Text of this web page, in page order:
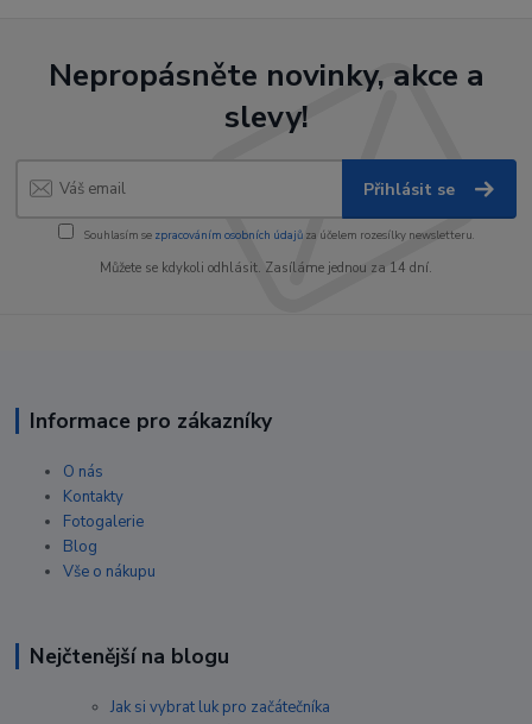
Nepropásněte novinky, akce a
slevy!
Přihlásit se
Souhlasím se zpracováním osobních údajůza účelem rozesílky newsletteru.
Můžete se kdykoli odhlásit. Zasíláme jednou za 14 dní.
Informace pro zákazníky
O nás
Kontakty
Fotogalerie
Blog
Vše o nákupu
Nejčtenější na blogu
Jak si vybrat luk pro začátečníka